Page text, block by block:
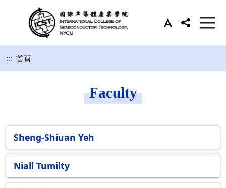
::: 首頁
Faculty
Sheng-Shiuan Yeh
Niall Tumilty